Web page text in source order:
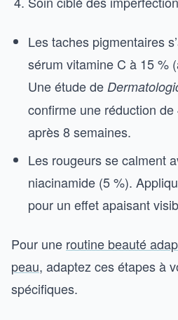
Les taches pigmentaires
sérum vitamine C à 15 %
Une étude de
confirme une réduction
après 8 semaines.
Les rougeurs se calment
niacinamide (5 %).
pour un effet apaisant
Pour une routine beauté
peau, adaptez ces étapes à
spécifiques.